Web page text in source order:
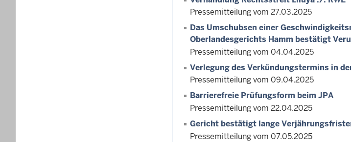
Pressemitteilung vom 27.03.2025
Das Umschubsen einer
Oberlandesgerichts Hamm bestätigt
Pressemitteilung vom 04.04.2025
Verlegung des Verkündungstermins in
Pressemitteilung vom 09.04.2025
Barrierefreie Prüfungsform beim JPA
Pressemitteilung vom 22.04.2025
Gericht bestätigt lange
Pressemitteilung vom 07.05.2025